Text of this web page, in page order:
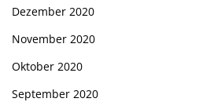
Dezember 2020
November 2020
Oktober 2020
September 2020